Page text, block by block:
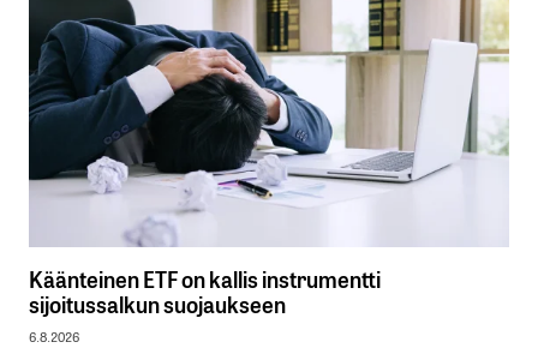
Käänteinen ETF on kallis instrumentti
sijoitussalkun suojaukseen
6.8.2026